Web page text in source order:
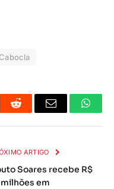
Reddit
E-
ARTIGO
Soares recebe R$
milhões em